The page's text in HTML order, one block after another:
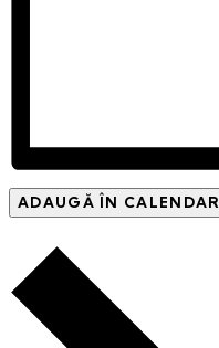
ADAUGĂ ÎN CALENDAR